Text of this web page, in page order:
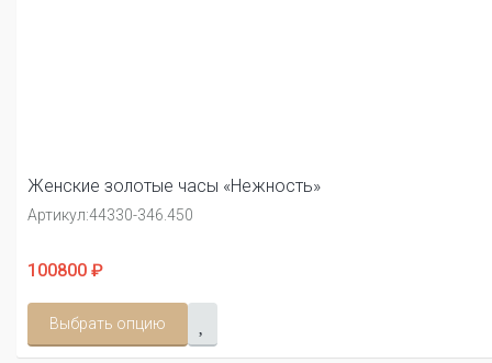
Женские золотые часы «Нежность»
Артикул:44330-346.450
100800 ₽
Выбрать опцию